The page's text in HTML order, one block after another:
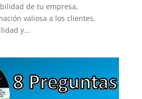
de tu empresa,
valiosa a los clientes,
y...